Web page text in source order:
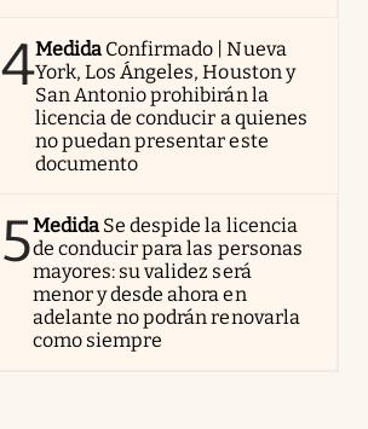
4Medida Confirmado | Nueva
York, Los Ángeles, Houston y
San Antonio prohibirán la
licencia de conducir a quienes
no puedan presentar este
documento
5Medida Se despide la licencia
de conducir para las personas
mayores: su validez será
menor y desde ahora en
adelante no podrán renovarla
como siempre